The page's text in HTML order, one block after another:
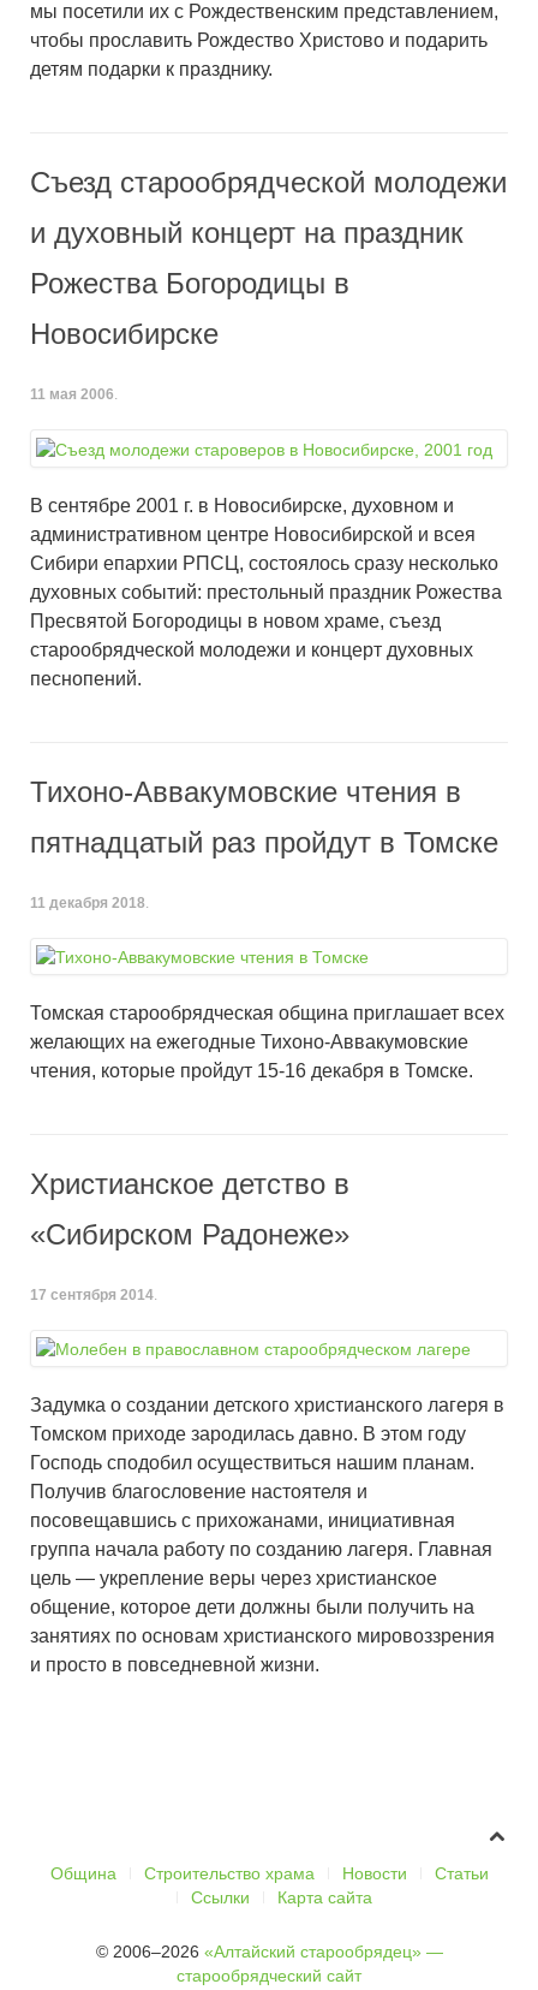
мы посетили их с Рождественским представлением,
чтобы прославить Рождество Христово и подарить
детям подарки к празднику.
Съезд старообрядческой молодежи
и духовный концерт на праздник
Рожества Богородицы в
Новосибирске
11 мая 2006.
В сентябре 2001 г. в Новосибирске, духовном и
административном центре Новосибирской и всея
Сибири епархии РПСЦ, состоялось сразу несколько
духовных событий: престольный праздник Рожества
Пресвятой Богородицы в новом храме, съезд
старообрядческой молодежи и концерт духовных
песнопений.
Тихоно-Аввакумовские чтения в
пятнадцатый раз пройдут в Томске
11 декабря 2018
Томская старообрядческая община приглашает всех
желающих на ежегодные Тихоно-Аввакумовские
чтения, которые пройдут 15-16 декабря в Томске.
Христианское детство в
«Сибирском Радонеже»
17 сентября 2014.
Задумка о создании детского христианского лагеря в
Томском приходе зародилась давно. В этом году
Господь сподобил осуществиться нашим планам.
Получив благословение настоятеля и
посовещавшись с прихожанами, инициативная
группа начала работу по созданию лагеря. Главная
цель — укрепление веры через христианское
общение, которое дети должны были получить на
занятиях по основам христианского мировоззрения
и просто в повседневной жизни.
Община Строительство храма Новости
Статьи
Ссылки
Карта сайта
© 2006–2026 «Алтайский старообрядец» —
старообрядческий сайт